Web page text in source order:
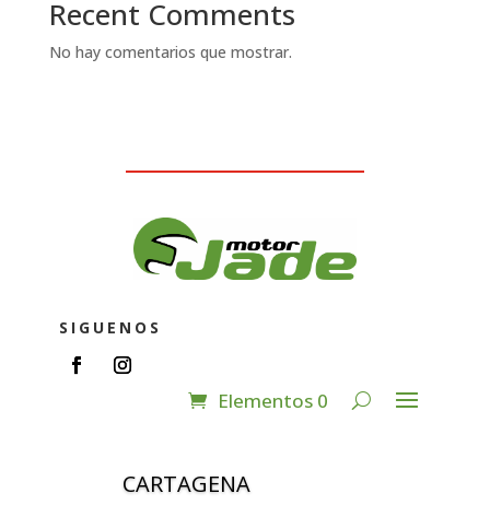
Recent Comments
No hay comentarios que mostrar.
SIGUENOS
Elementos 0
CARTAGENA